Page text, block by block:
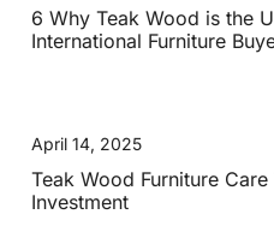
6 Why Teak Wood is the
International Furniture
April 14, 2025
Teak Wood Furniture
Investment